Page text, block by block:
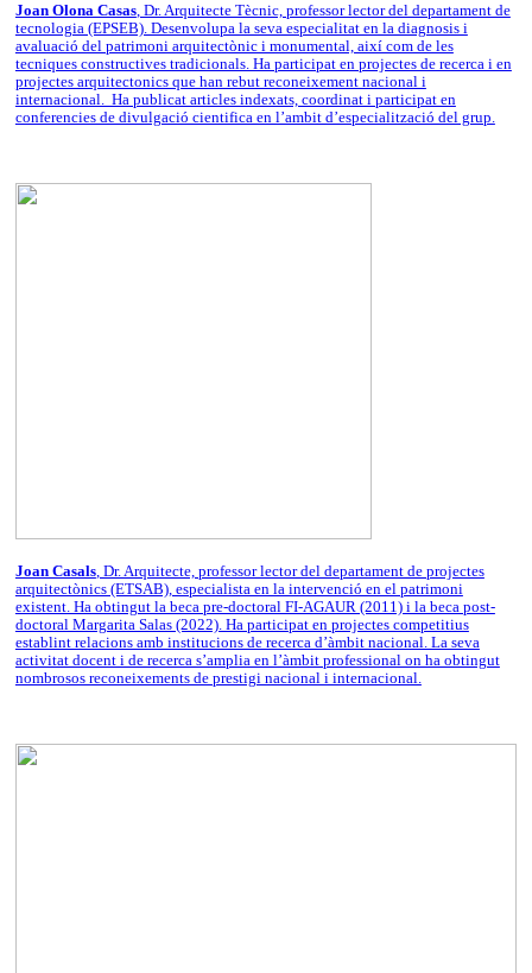
Joan Olona Casas, Dr. Arquitecte Tècnic, professor lector del departament de
tecnologia (EPSEB). Desenvolupa la seva especialitat en la diagnosis i
avaluació del patrimoni arquitectònic i monumental, així com de les
tecniques constructives tradicionals. Ha participat en projectes de recerca i en
projectes arquitectonics que han rebut reconeixement nacional i
internacional. Ha publicat articles indexats, coordinat i participat en
conferencies de divulgació cientifica en l’ambit d’especialització del grup.
Joan Casals, Dr. Arquitecte, professor lector del departament de projectes
arquitectònics (ETSAB), especialista en la intervenció en el patrimoni
existent. Ha obtingut la beca pre-doctoral FI-AGAUR (2011) i la beca post-
doctoral Margarita Salas (2022). Ha participat en projectes competitius
establint relacions amb institucions de recerca d’àmbit nacional. La seva
activitat docent i de recerca s’amplia en l’àmbit professional on ha obtingut
nombrosos reconeixements de prestigi nacional i internacional.